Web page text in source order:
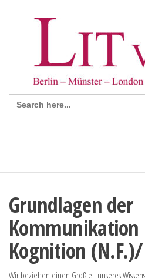
Search
for:
Grundlagen der
Kommunikation
Kognition (N.F.)/
Wir beziehen einen Großteil unseres